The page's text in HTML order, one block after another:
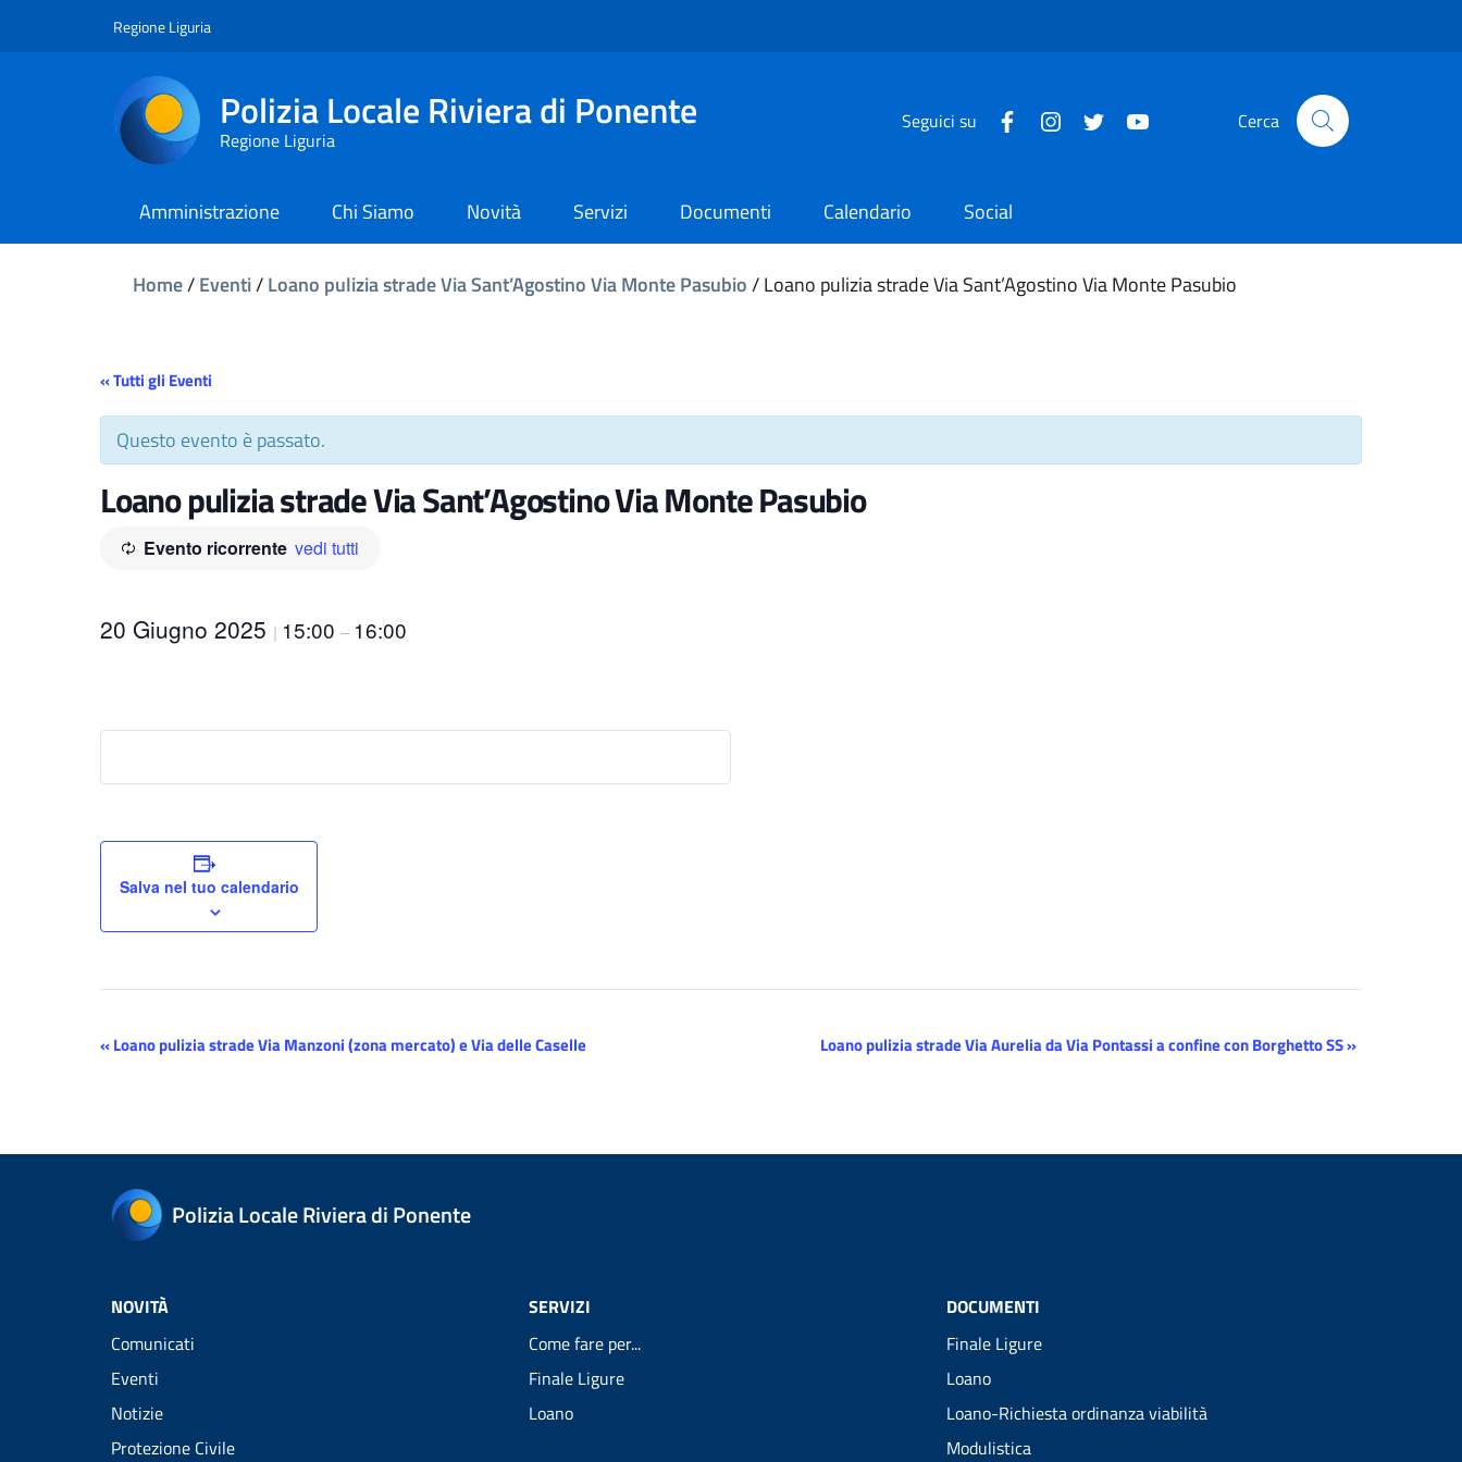
Regione Liguria
Polizia Locale Riviera di Ponente
Regione Liguria
Seguici su Cerca
Amministrazione Chi Siamo Novità Servizi Documenti Calendario Social
Home/Eventi/Loano pulizia strade Via Sant’Agostino Via Monte Pasubio/Loano pulizia strade Via Sant’Agostino Via Monte Pasubio
« Tutti gli Eventi
Questo evento è passato.
Loano pulizia strade Via Sant’Agostino Via Monte Pasubio
Evento ricorrente vedi tutti
20 Giugno 2025 | 15:00 – 16:00
Salva nel tuo calendario
Evento
«Loano pulizia strade Via Manzoni (zona mercato) e Via delle Caselle Loano pulizia strade Via Aurelia da Via Pontassi a confine con Borghetto SS»
Polizia Locale Riviera di Ponente
NOVITÀ
Comunicati
Eventi
Notizie
Protezione Civile
SERVIZI
Come fare per...
Finale Ligure
Loano
DOCUMENTI
Finale Ligure
Loano
Loano-Richiesta ordinanza viabilità
Modulistica